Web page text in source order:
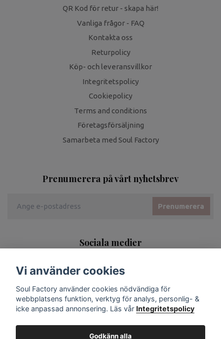
QR Kod för retur - skapa här!
Vanliga frågor - FAQ
Kontakta oss
Returpolicy
Köp- och leveransvillkor
Integritetspolicy
Cookiepolicy
Terms and conditions
Företagsförsäljning
Samarbeta med Soul Factory
Prenumerera på vårt nyhetsbrev
Prenumerera
Sociala medier
Vi använder cookies
Soul Factory använder cookies nödvändiga för
webbplatsens funktion, verktyg för analys, personlig- &
icke anpassad annonsering. Läs vår Integritetspolicy
Godkänn alla